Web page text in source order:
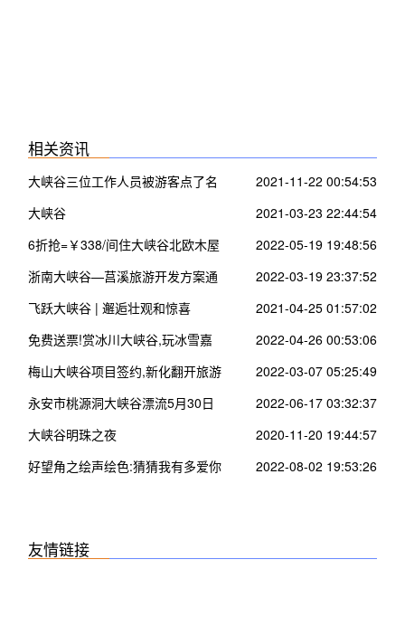
相关资讯
大峡谷三位工作人员被游客点了名
2021-11-22 00:54:53
大峡谷
2021-03-23 22:44:54
6折抢=￥338/间住大峡谷北欧木屋
~看200米瀑布 空中走钢索
2022-05-19 19:48:56
浙南大峡谷—莒溪旅游开发方案通
过评审进入施工设计实施阶段
2022-03-19 23:37:52
飞跃大峡谷 | 邂逅壮观和惊喜
2021-04-25 01:57:02
免费送票!赏冰川大峡谷,玩冰雪嘉
年华~
2022-04-26 00:53:06
梅山大峡谷项目签约,新化翻开旅游
新篇章
2022-03-07 05:25:49
永安市桃源洞大峡谷漂流5月30日
正式启动,明天进入试营业!
2022-06-17 03:32:37
大峡谷明珠之夜
2020-11-20 19:44:57
好望角之绘声绘色:猜猜我有多爱你
2022-08-02 19:53:26
友情链接